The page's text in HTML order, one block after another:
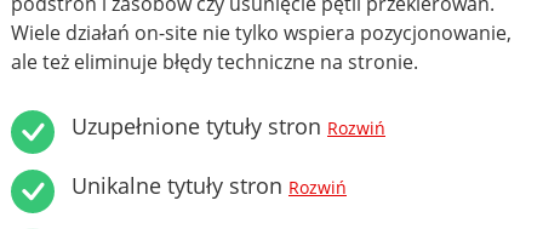
Wiele działań on-site nie tylko wspiera pozycjonowanie,
ale też eliminuje błędy techniczne na stronie.
Uzupełnione tytuły stron Rozwiń
Unikalne tytuły stron Rozwiń